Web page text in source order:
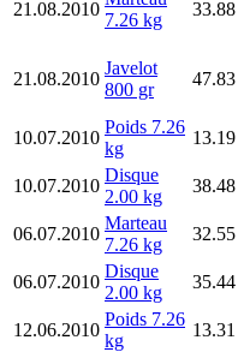
21.08.2010
7.26 kg
33.88
21.08.2010
Javelot
800 gr
47.83
10.07.2010
Poids 7.26
kg
13.19
10.07.2010
Disque
2.00 kg
38.48
06.07.2010
Marteau
7.26 kg
32.55
06.07.2010
Disque
2.00 kg
35.44
12.06.2010
Poids 7.26
kg
13.31